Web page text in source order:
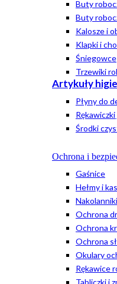
Buty
Buty
Kalosze i
Klapki i
Śniegowce
Trzewiki
Artykuły
Płyny do
Środki
Ochrona i
Gaśnice
Hełmy i
Nakolanniki
Ochrona
Ochrona
Ochrona
Okulary
Rękawice